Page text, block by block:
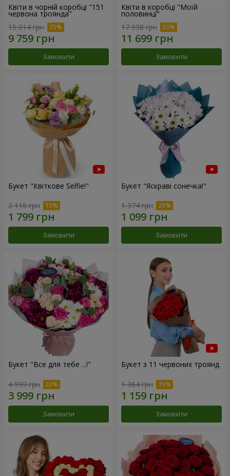
Квіти в чорній коробці "151
червона троянда"
15 014 грн
Замовити
Квіти в коробці "Моїй
половинці"
17 998 грн
Замовити
Букет "Квіткове Selfie!"
2 116 грн
Замовити
Букет "Яскраві сонечка!"
1 374 грн
Замовити
Букет "Все для тебе ...!"
4 999 грн
Замовити
Букет з 11 червоних троянд
1 364 грн
Замовити